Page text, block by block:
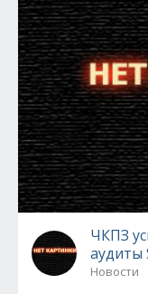
ЧКПЗ
аудиты
Новости